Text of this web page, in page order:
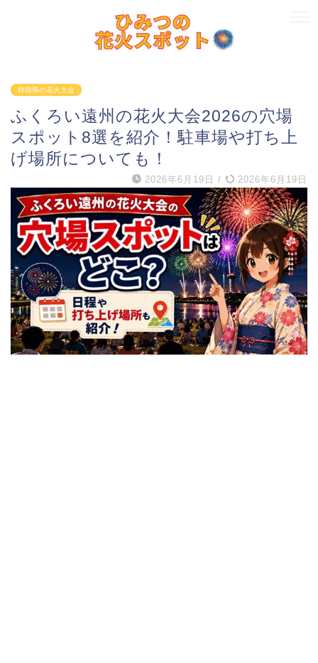
静岡県の花火大会
ふくろい遠州の花火大会2026の穴場
スポット8選を紹介！駐車場や打ち上
げ場所についても！
2026年6月19日 / 2026年6月19日